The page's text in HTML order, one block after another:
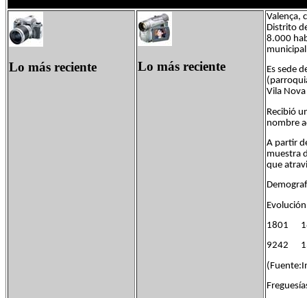
Lo más reciente Lo más reciente
Valença,
Distrito
8.000
Es sede
Vila
Recibió
nombre
A partir
muestra
que
1801
9242